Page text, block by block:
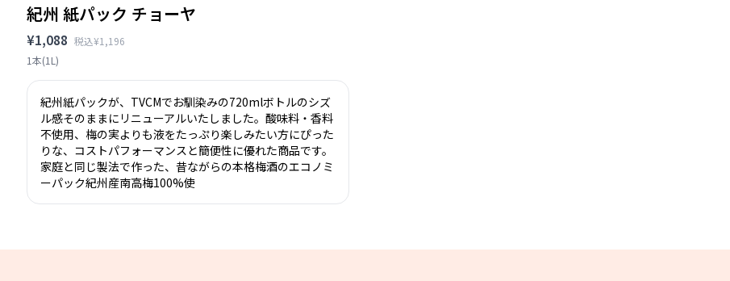
紀州 紙パック チョーヤ
¥1,088 税込¥1,196
1本(1L)
紀州紙パックが、TVCMでお馴染みの720mlボトルのシズ
ル感そのままにリニューアルいたしました。酸味料・香料
不使用、梅の実よりも液をたっぷり楽しみたい方にぴった
りな、コストパフォーマンスと簡便性に優れた商品です。
家庭と同じ製法で作った、昔ながらの本格梅酒のエコノミ
ーパック紀州産南高梅100%使